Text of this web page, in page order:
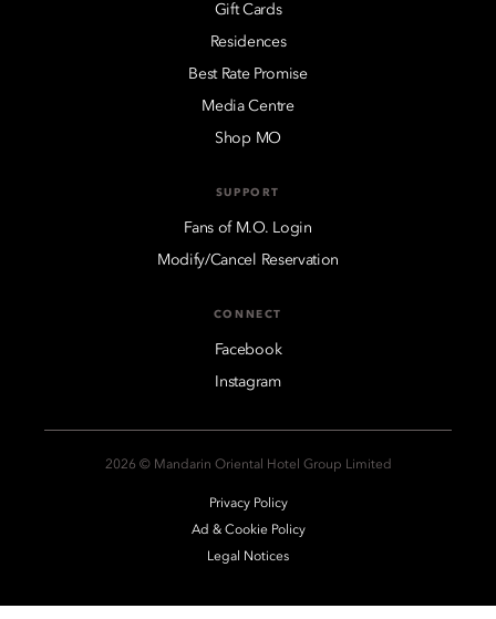
Gift Cards
Residences
Best Rate Promise
Media Centre
Shop MO
SUPPORT
Fans of M.O. Login
Modify/Cancel Reservation
CONNECT
Facebook
Instagram
2026 © Mandarin Oriental Hotel Group Limited
Privacy Policy
Ad & Cookie Policy
Legal Notices